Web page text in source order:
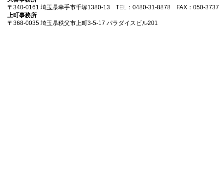
〒340-0161 埼玉県幸手市千塚1380-13 TEL：0480-31-8878 FAX：050-
上町事務所
〒368-0035 埼玉県秩父市上町3-5-17 パラダイスビル201